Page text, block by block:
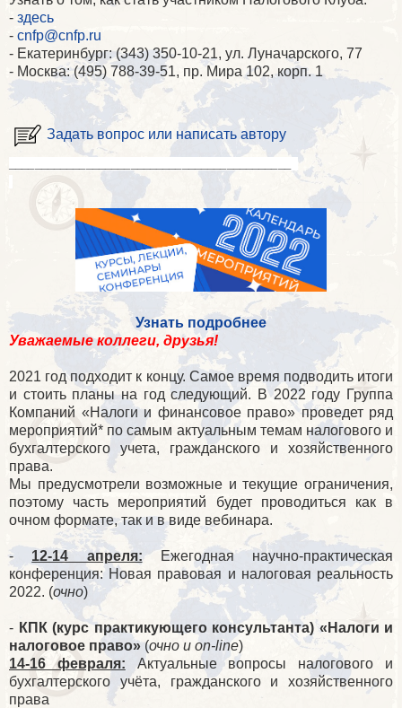
- здесь
- cnfp@cnfp.ru
- Екатеринбург: (343) 350-10-21, ул. Луначарского, 77
- Москва: (495) 788-39-51, пр. Мира 102, корп. 1
Задать вопрос или написать автору
____________________________________________
Узнать подробнее
Уважаемые коллеги, друзья!
2021 год подходит к концу. Самое время подводить итоги
и стоить планы на год следующий. В 2022 году Группа
Компаний «Налоги и финансовое право» проведет ряд
мероприятий* по самым актуальным темам налогового и
бухгалтерского учета, гражданского и хозяйственного
права.
Мы предусмотрели возможные и текущие ограничения,
поэтому часть мероприятий будет проводиться как в
очном формате, так и в виде вебинара.
- 12-14 апреля:Ежегодная научно-практическая
конференция: Новая правовая и налоговая реальность
2022. (очно)
- КПК (курс практикующего консультанта) «Налоги и
налоговое право»(очно и on-line)
14-16 февраля: Актуальные вопросы налогового и
бухгалтерского учёта, гражданского и хозяйственного
права